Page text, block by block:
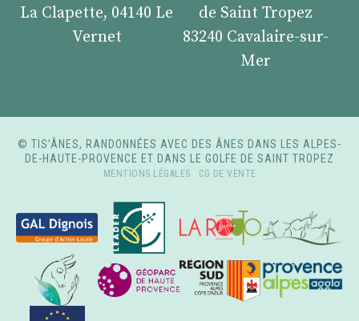
La Clapette, 04140 Le
Vernet
de Saint Tropez
83240 Cavalaire-sur-
Mer
© TIS’ÂNES, RANDONNÉES AVEC DES ÂNES DANS LES ALPES-
DE-HAUTE-PROVENCE ET DANS LE GOLFE DE SAINT TROPEZ
MENTIONS LÉGALES - CG DE VENTE